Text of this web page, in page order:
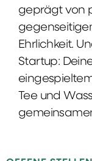
geprägt von
Ehrlichkeit.
Startup:
Tee und